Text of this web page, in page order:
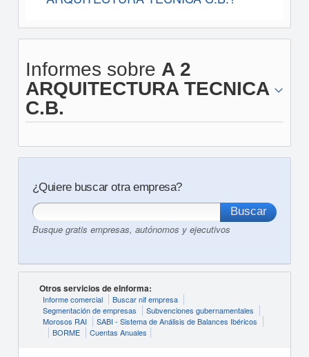
Informes sobre A 2
ARQUITECTURA TECNICA
C.B.
¿Quiere buscar otra empresa?
Busque gratis empresas, autónomos y ejecutivos
Otros servicios de eInforma:
Informe comercial
Buscar nif empresa
Segmentación de empresas
Subvenciones gubernamentales
Morosos RAI
SABI - Sistema de Análisis de Balances Ibéricos
BORME
Cuentas Anuales